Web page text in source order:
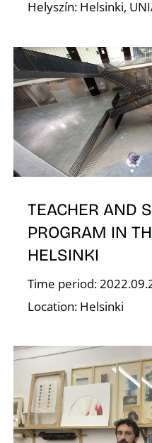
Helyszín: Helsinki,
TEACHER AND
PROGRAM IN
HELSINKI
Time period:
Location: Helsinki